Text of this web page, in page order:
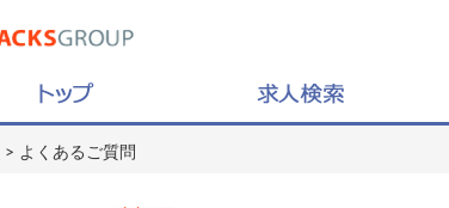
> よくあるご質問